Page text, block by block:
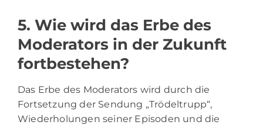
5. Wie wird das Erbe des
Moderators in der Zukunft
fortbestehen?
Das Erbe des Moderators wird durch die
Fortsetzung der Sendung „Trödeltrupp“,
Wiederholungen seiner Episoden und die